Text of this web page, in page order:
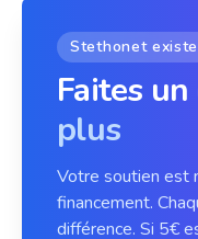
Stethonet
Faites
plus
Votre soutien est
financement.
différence. Si 5€